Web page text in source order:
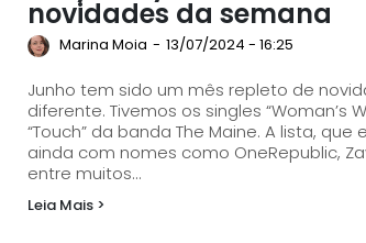
novidades da semana
Marina Moia - 13/07/2024 - 16:25
Junho tem sido um mês repleto de
diferente. Tivemos os singles “Woman’s
“Touch” da banda The Maine. A lista, que está em ordem alfabética no final da matéria, conta
ainda com nomes como OneRepublic,
entre muitos...
Leia Mais >